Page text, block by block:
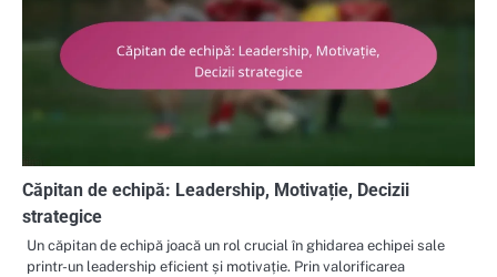
Căpitan de echipă: Leadership, Motivație, Decizii
strategice
Un căpitan de echipă joacă un rol crucial în ghidarea echipei sale
printr-un leadership eficient și motivație. Prin valorificarea